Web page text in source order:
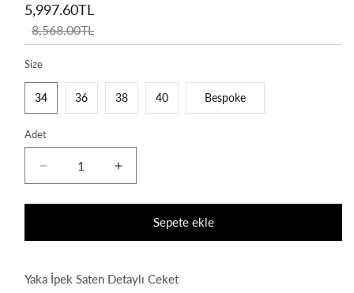
5,997.60TL
Normal
8,568.00TL
Size
34 36 38 40 Bespoke
Adet
Black
Blazer
adedi
Pino
Black
Blazer
adedi
Sepete ekle
Yaka İpek Saten Detaylı Ceket